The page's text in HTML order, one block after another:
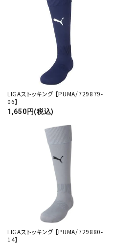
LIGAストッキング 【PUMA/729879-
06】
1,650円(税込)
LIGAストッキング 【PUMA/729880-
14】